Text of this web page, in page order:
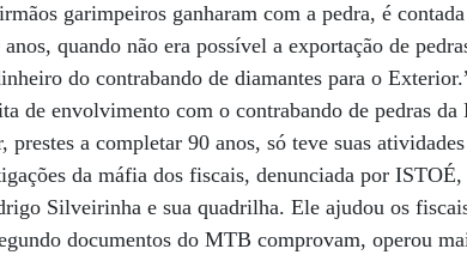
garimpeiros ganharam com a pedra, é
quando não era possível a exportação de
do contrabando de diamantes para o
de envolvimento com o contrabando de pedras
a completar 90 anos, só teve suas
da máfia dos fiscais, denunciada por
Silveirinha e sua quadrilha. Ele ajudou os
documentos do MTB comprovam, operou